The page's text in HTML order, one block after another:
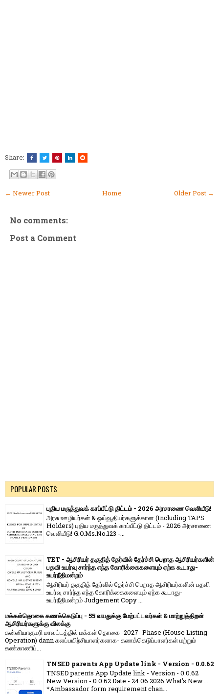
Share:
← Newer Post Older Post →
Home
No comments:
Post a Comment
POPULAR POSTS
புதிய மருத்துவக் காப்பீட்டு திட்டம் - 2026 அரசாணை வெளியீடு!
அரசு ஊழியர்கள் & ஓய்வூதியர்களுக்கான (Including TAPS
Holders) புதிய மருத்துவக் காப்பீட்டு திட்டம் - 2026 அரசாணை
வெளியீடு! G.O.Ms.No.123 -...
TET - ஆசிரியர் தகுதித் தேர்வில் தேர்ச்சி பெறாத ஆசிரியர்களின்
பதவி உயர்வு சார்ந்த எந்த கோரிக்கைகளையும் ஏற்க கூடாது-
உயர்நீதிமன்றம்
ஆசிரியர் தகுதித் தேர்வில் தேர்ச்சி பெறாத ஆசிரியர்களின் பதவி
உயர்வு சார்ந்த எந்த கோரிக்கைகளையும் ஏற்க கூடாது-
உயர்நீதிமன்றம் Judgement Copy ...
மக்கள்தொகை கணக்கெடுப்பு - 55 வயதுக்கு மேற்பட்டவர்கள் & மாற்றுத்திறன்
ஆசிரியர்களுக்கு விலக்கு
கன்னியாகுமரி மாவட்டத்தில் மக்கள் தொகை -2027- Phase (House Listing
Operation) dann களப்பயிற்சியாளர்களாக- கணக்கெடுப்பாளர்கள் மற்றும்
கண்காணிப்...
TNSED parents App Update link - Version - 0.0.62
TNSED parents App Update link - Version - 0.0.62
New Version - 0.0.62 Date - 24.06.2026 What's New....
*Ambassador form requirement chan...